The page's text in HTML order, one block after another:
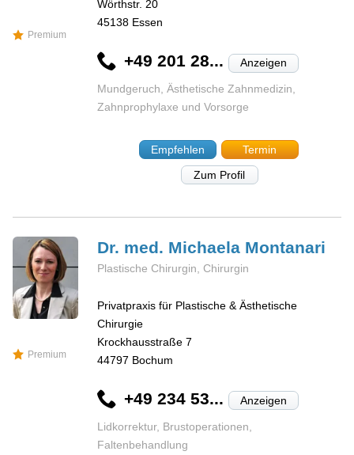
Premium
Wörthstr. 20
45138 Essen
+49 201 28... Anzeigen
Mundgeruch, Ästhetische Zahnmedizin,
Zahnprophylaxe und Vorsorge
Empfehlen
Termin
Zum Profil
Premium
Dr. med. Michaela Montanari
Plastische Chirurgin, Chirurgin
Privatpraxis für Plastische & Ästhetische
Chirurgie
Krockhausstraße 7
44797 Bochum
+49 234 53... Anzeigen
Lidkorrektur, Brustoperationen,
Faltenbehandlung